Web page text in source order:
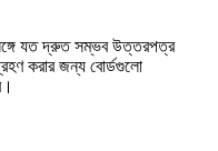
সঙ্গে যত দ্রুত সম্ভব উত্তরপত্র
করার জন্য বোর্ডগুলো